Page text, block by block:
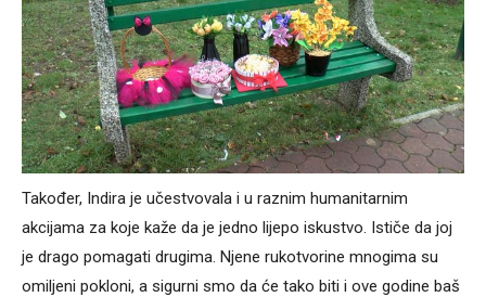
Također, Indira je učestvovala i u raznim humanitarnim
akcijama za koje kaže da je jedno lijepo iskustvo. Ističe da joj
je drago pomagati drugima. Njene rukotvorine mnogima su
omiljeni pokloni, a sigurni smo da će tako biti i ove godine baš